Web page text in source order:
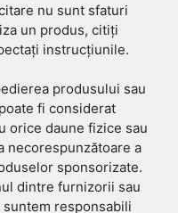
nu sunt sfaturi
un produs, citiți
instrucțiunile.
produsului sau
fi considerat
orice daune fizice sau
necorespunzătoare a
sponsorizate.
dintre furnizorii sau
responsabili